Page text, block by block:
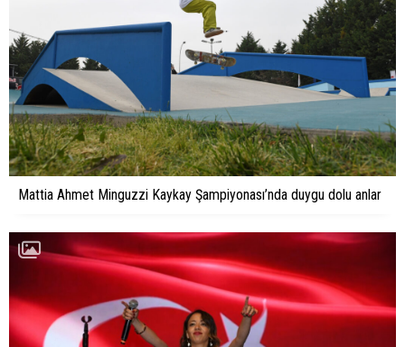
Mattia Ahmet Minguzzi Kaykay Şampiyonası’nda duygu dolu anlar